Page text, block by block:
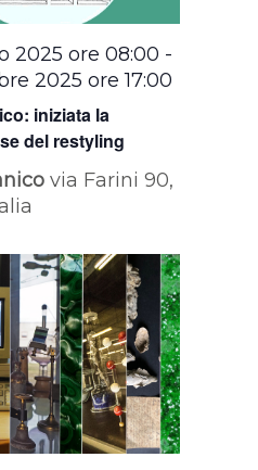
iniziata la
del restyling
2025 ore 08:00 -
2025 ore 17:00
via Farini 90,